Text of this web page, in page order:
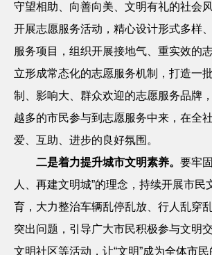
守望相助、向善向美、文明有礼的社会
开展志愿服务活动，精心设计形式多样
服务项目，组织开展接地气、重实效的
立形成常态化的志愿服务机制，打造一
制、影响大、群众欢迎的志愿服务品牌
越多的市民参与到志愿服务中来，在全
爱、互助、进步的良好氛围。
二是着力提升城市文明素养。 要牢
人、再建文明城”的理念，持续开展市民
育，大力整治车辆乱停乱放、行人乱穿
突出问题，引导广大市民积极参与文明
文明社区等活动，让“文明”成为全体市